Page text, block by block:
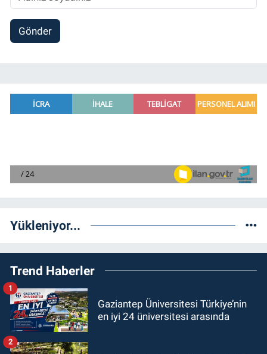
Gönder
Yükleniyor...
Trend Haberler
Gaziantep Üniversitesi Türkiye’nin
en iyi 24 üniversitesi arasında
1
2